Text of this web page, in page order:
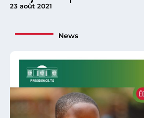
23 août 2021
News